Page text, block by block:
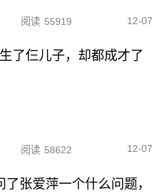
阅读 55919 12-07
了仨儿子，却都成才了
阅读 58622 12-07
了张爱萍一个什么问题，